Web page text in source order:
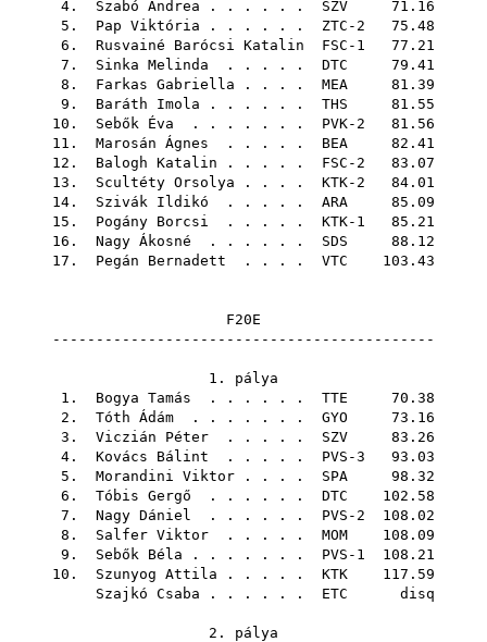
4. Szabó Andrea . . . . . . SZV 71.16
5. Pap Viktória . . . . . . ZTC-2 75.48
6. Rusvainé Barócsi Katalin FSC-1 77.21
7. Sinka Melinda . . . . . DTC 79.41
8. Farkas Gabriella . . . . MEA 81.39
9. Baráth Imola . . . . . . THS 81.55
10. Sebők Éva . . . . . . . PVK-2 81.56
11. Marosán Ágnes . . . . . BEA 82.41
12. Balogh Katalin . . . . . FSC-2 83.07
13. Scultéty Orsolya . . . . KTK-2 84.01
14. Szivák Ildikó . . . . . ARA 85.09
15. Pogány Borcsi . . . . . KTK-1 85.21
16. Nagy Ákosné . . . . . . SDS 88.12
17. Pegán Bernadett . . . . VTC 103.43
F20E
--------------------------------------------
1. pálya
1. Bogya Tamás . . . . . . TTE 70.38
2. Tóth Ádám . . . . . . . GYO 73.16
3. Viczián Péter . . . . . SZV 83.26
4. Kovács Bálint . . . . . PVS-3 93.03
5. Morandini Viktor . . . . SPA 98.32
6. Tóbis Gergő . . . . . . DTC 102.58
7. Nagy Dániel . . . . . . PVS-2 108.02
8. Salfer Viktor . . . . . MOM 108.09
9. Sebők Béla . . . . . . . PVS-1 108.21
10. Szunyog Attila . . . . . KTK 117.59
Szajkó Csaba . . . . . . ETC disq
2. pálya